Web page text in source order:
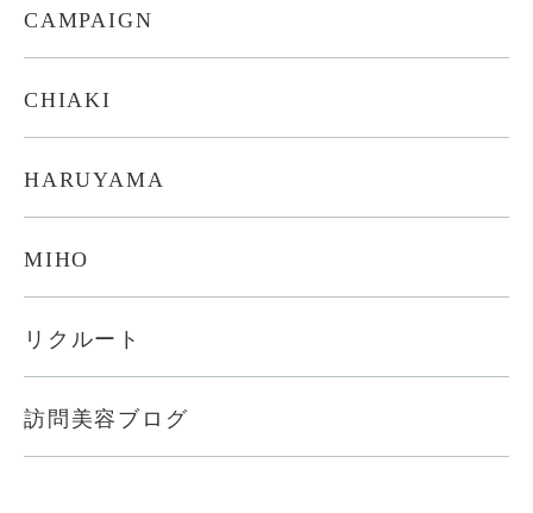
CAMPAIGN
CHIAKI
HARUYAMA
MIHO
リクルート
訪問美容ブログ